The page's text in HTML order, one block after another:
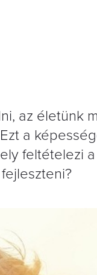
az életünk
a
feltételezi